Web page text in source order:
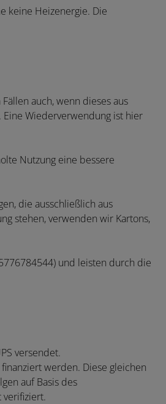
keine Heizenergie. Die
auch, wenn dieses aus
Wiederverwendung ist hier
Nutzung eine bessere
die ausschließlich aus
stehen, verwenden wir Kartons,
und leisten durch die
versendet.
werden. Diese gleichen
auf Basis des
verifiziert.